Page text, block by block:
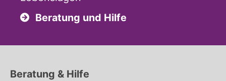
Beratung und Hilfe
Beratung & Hilfe